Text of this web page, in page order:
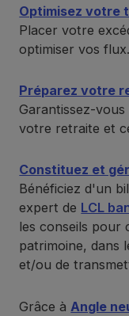
Optimisez votre
Placer votre
optimiser vos flux.
Préparez votre
Garantissez-
votre retraite et
Constituez et
Bénéficiez d'un
expert de LCL
les conseils
patrimoine, dans
et/ou de
Grâce à Angle